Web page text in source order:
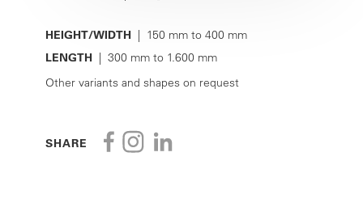
HEIGHT/WIDTH | 150 mm to 400 mm
LENGTH | 300 mm to 1.600 mm
Other variants and shapes on request
SHARE